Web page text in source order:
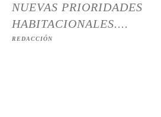
NUEVAS PRIORIDADES
HABITACIONALES....
REDACCIÓN